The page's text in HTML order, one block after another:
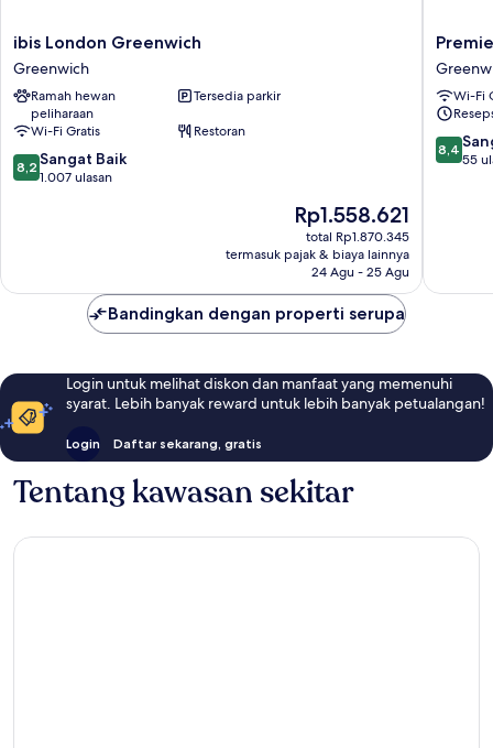
ibis
London
Greenwich
Greenwich
ibis London Greenwich
Greenwich
Ramah hewan
peliharaan
Tersedia parkir
Wi-Fi Gratis
Restoran
8.2
dari
8,2 Sangat Baik
1.007 ulasan
Harga
sekarang
Rp1.558.621
Rp1.558.621
total Rp1.870.345
termasuk pajak & biaya lainnya
24 Agu - 25 Agu
Premier
Inn
London
Wi-Fi
8.4
dari
8,4
55
Bandingkan dengan properti serupa
Login untuk melihat diskon dan manfaat yang memenuhi
syarat. Lebih banyak reward untuk lebih banyak petualangan!
Login Daftar sekarang, gratis
Tentang kawasan sekitar